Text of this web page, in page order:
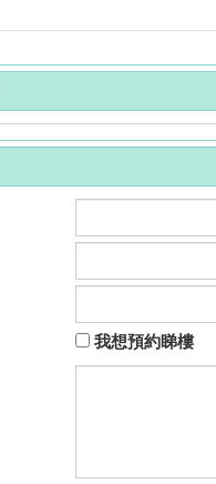
我想預約睇樓